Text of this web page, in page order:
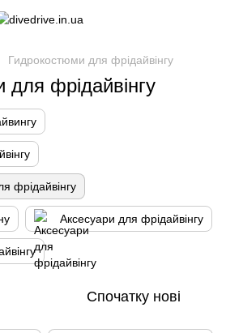
Гидрокостюми для фрідайвінгу
фрідайвінгу
фрідайвінгу
Аксесуари для фрідайвінгу
Спочатку нові